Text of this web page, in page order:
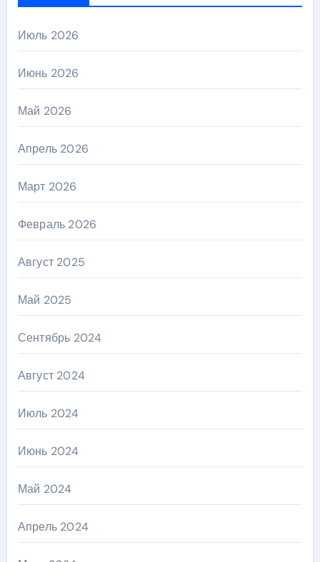
Июль 2026
Июнь 2026
Май 2026
Апрель 2026
Март 2026
Февраль 2026
Август 2025
Май 2025
Сентябрь 2024
Август 2024
Июль 2024
Июнь 2024
Май 2024
Апрель 2024